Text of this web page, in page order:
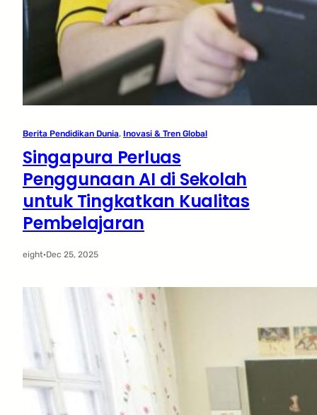
Berita Pendidikan Dunia, Inovasi & Tren Global
Singapura Perluas
Penggunaan AI di Sekolah
untuk Tingkatkan Kualitas
Pembelajaran
eight·Dec 25, 2025